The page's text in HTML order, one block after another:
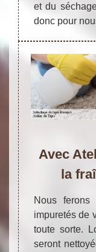
et du
donc pour
Avec
la
Nous ferons
impuretés de
toute sorte.
seront